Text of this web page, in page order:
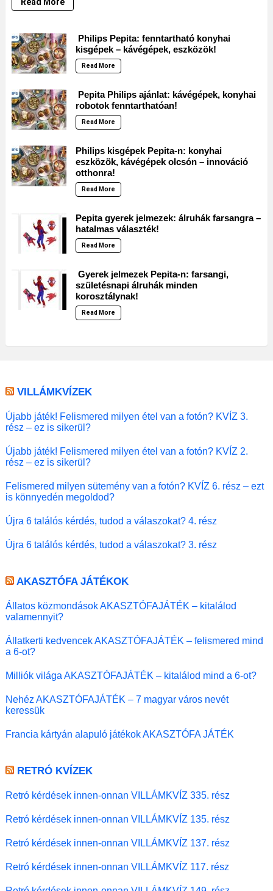
Philips Pepita: fenntartható konyhai
kisgépek – kávégépek, eszközök!
Read More
Pepita Philips ajánlat: kávégépek, konyhai
robotok fenntarthatóan!
Read More
Philips kisgépek Pepita-n: konyhai
eszközök, kávégépek olcsón – innováció
otthonra!
Read More
Pepita gyerek jelmezek: álruhák farsangra –
hatalmas választék!
Read More
Gyerek jelmezek Pepita-n: farsangi,
születésnapi álruhák minden
korosztálynak!
Read More
VILLÁMKVÍZEK
Újabb játék! Felismered milyen étel van a fotón? KVÍZ 3.
rész – ez is sikerül?
Újabb játék! Felismered milyen étel van a fotón? KVÍZ 2.
rész – ez is sikerül?
Felismered milyen sütemény van a fotón? KVÍZ 6. rész – ezt
is könnyedén megoldod?
Újra 6 találós kérdés, tudod a válaszokat? 4. rész
Újra 6 találós kérdés, tudod a válaszokat? 3. rész
AKASZTÓFA JÁTÉKOK
Állatos közmondások AKASZTÓFAJÁTÉK – kitalálod
valamennyit?
Állatkerti kedvencek AKASZTÓFAJÁTÉK – felismered mind
a 6-ot?
Milliók világa AKASZTÓFAJÁTÉK – kitalálod mind a 6-ot?
Nehéz AKASZTÓFAJÁTÉK – 7 magyar város nevét
keressük
Francia kártyán alapuló játékok AKASZTÓFA JÁTÉK
RETRÓ KVÍZEK
Retró kérdések innen-onnan VILLÁMKVÍZ 335. rész
Retró kérdések innen-onnan VILLÁMKVÍZ 135. rész
Retró kérdések innen-onnan VILLÁMKVÍZ 137. rész
Retró kérdések innen-onnan VILLÁMKVÍZ 117. rész